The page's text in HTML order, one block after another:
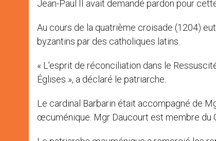
Jean-Paul II avait demandé pardon pour
Au cours de la quatrième croisade (1204)
byzantins par des catholiques latins.
« L’esprit de réconciliation dans le
Églises », a déclaré le patriarche.
Le cardinal Barbarin était accompagné de
œcuménique. Mgr Daucourt est membre du